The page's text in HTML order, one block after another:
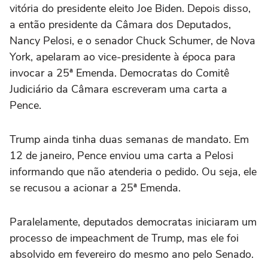
vitória do presidente eleito Joe Biden. Depois disso,
a então presidente da Câmara dos Deputados,
Nancy Pelosi, e o senador Chuck Schumer, de Nova
York, apelaram ao vice-presidente à época para
invocar a 25ª Emenda. Democratas do Comitê
Judiciário da Câmara escreveram uma carta a
Pence.
Trump ainda tinha duas semanas de mandato. Em
12 de janeiro, Pence enviou uma carta a Pelosi
informando que não atenderia o pedido. Ou seja, ele
se recusou a acionar a 25ª Emenda.
Paralelamente, deputados democratas iniciaram um
processo de impeachment de Trump, mas ele foi
absolvido em fevereiro do mesmo ano pelo Senado.